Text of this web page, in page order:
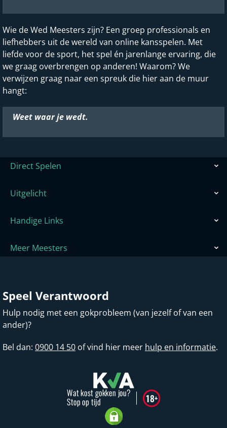
Wie de Wed Meesters zijn? Een groep professionals en
liefhebbers uit de wereld van online kansspelen. Met
liefde voor de sport, het spel én jarenlange ervaring, die
we graag overbrengen op anderen! Waarom? We
verwijzen graag naar een spreuk die hier aan de muur
hangt:
Weet waar je wedt.
Direct Spelen
Uitgelicht
Handige Links
Meer Meesters
Speel Verantwoord
Hulp nodig met een gokprobleem (van jezelf of van een
ander)?
Bel dan: 0900 14 50 of vind hier meer hulp en informatie.